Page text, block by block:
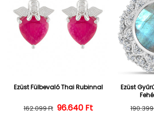
Ezüst Fülbevaló Thai Rubinnal
Normál ár
162.099 Ft Kedvezményes ár
96.640 Ft
Ezüst